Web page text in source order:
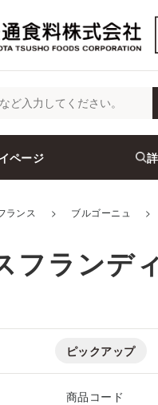
ページ
ランス > ブルゴーニュ >
ランデ
ピックアップ
商品コード